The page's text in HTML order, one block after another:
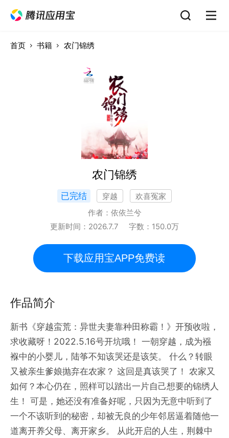
首页 书籍 农门锦绣
农门锦绣
已完结 穿越
欢喜冤家
作者： 依依兰兮
更新时间： 2026.7.7 字数： 150.0万
下载应用宝APP免费读
作品简介
新书《穿越蛮荒：异世夫妻靠种田称霸！》开预收啦，
求收藏呀！2022.5.16号开坑哦！ 一朝穿越，成为襁
褓中的小婴儿，陆筝不知该哭还是该笑。 什么？转眼
又被亲生爹娘抛弃在农家？ 这回是真该哭了！ 农家又
如何？本心仍在，照样可以踏出一片自己想要的锦绣人
生！ 可是，她还没有准备好呢，只因为无意中听到了
一个不该听到的秘密，却被无良的少年邻居逼着随他一
道离开养父母、离开家乡。 从此开启的人生，荆棘中